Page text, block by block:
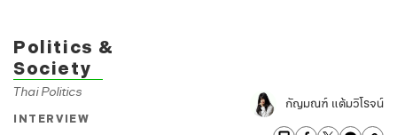
Politics &
Society
Thai Politics
INTERVIEW
กัญมณฑ์ แต้มวิโรจน์